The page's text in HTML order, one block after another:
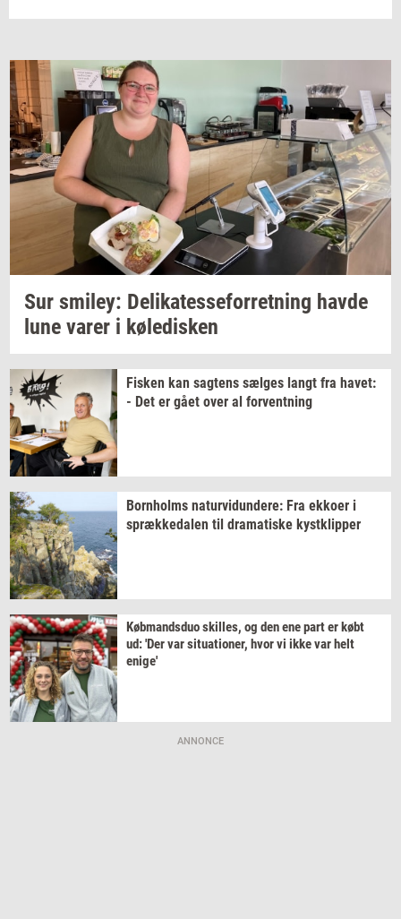
Sur smiley: De­li­ka­tes­se­for­ret­ning havde
lune varer i kø­le­di­sken
Fi­sken kan sag­tens sæl­ges langt fra havet:
- Det er gået over al for­vent­ning
Born­holms na­tur­vi­dun­de­re: Fra ek­ko­er i
spræk­ke­da­len til dra­ma­ti­ske kyst­klip­per
Køb­mands­duoskil­les, og den ene part er købt
ud: 'Der varsi­tu­a­tio­ner, hvor vi ikke var helt
enige'
ANNONCE